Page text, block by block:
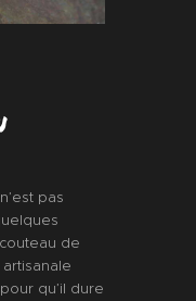
pas
de
qu’il dure